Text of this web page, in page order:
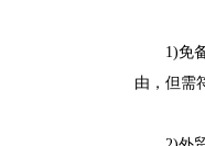
1)免
由，但需